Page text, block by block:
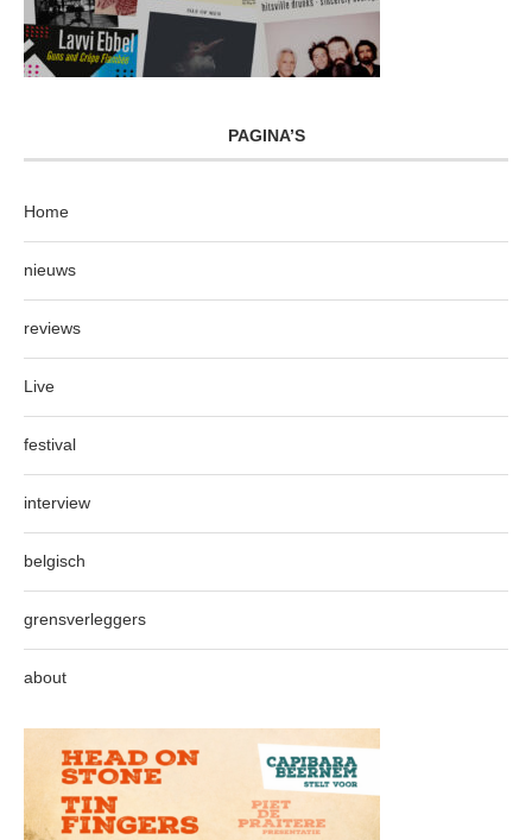
PAGINA’S
Home
nieuws
reviews
Live
festival
interview
belgisch
grensverleggers
about